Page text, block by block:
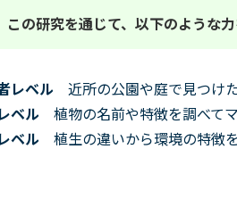
この研究を通じて、以下のような
レベル 近所の公園や庭で見つけ
ベル 植物の名前や特徴を調べて
ベル 植生の違いから環境の特徴